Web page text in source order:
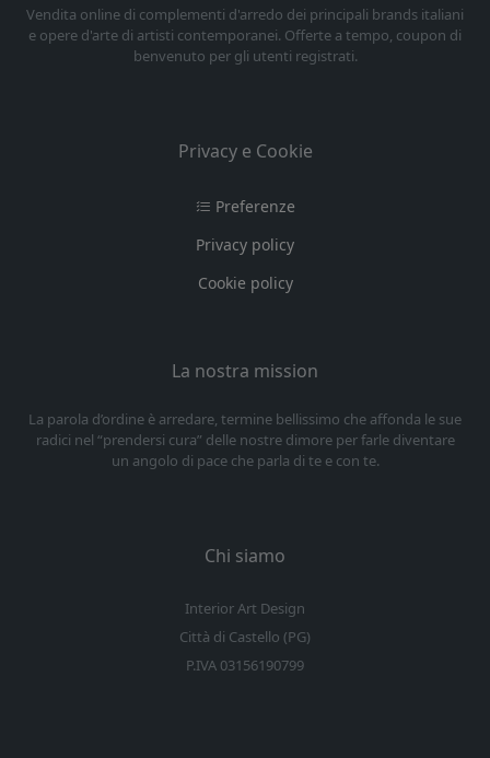
Vendita online di complementi d'arredo dei principali brands italiani
e opere d'arte di artisti contemporanei. Offerte a tempo, coupon di
benvenuto per gli utenti registrati.
Privacy e Cookie
Preferenze
Privacy policy
Cookie policy
La nostra mission
La parola d’ordine è arredare, termine bellissimo che affonda le sue
radici nel “prendersi cura” delle nostre dimore per farle diventare
un angolo di pace che parla di te e con te.
Chi siamo
Interior Art Design
Città di Castello (PG)
P.IVA 03156190799